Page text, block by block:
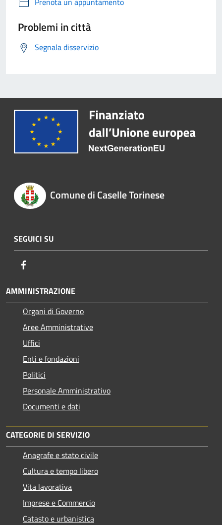
Problemi in città
Segnala disservizio
Comune di Caselle Torinese
SEGUICI SU
AMMINISTRAZIONE
Organi di Governo
Aree Amministrative
Uffici
Enti e fondazioni
Politici
Personale Amministrativo
Documenti e dati
CATEGORIE DI SERVIZIO
Anagrafe e stato civile
Cultura e tempo libero
Vita lavorativa
Imprese e Commercio
Catasto e urbanistica